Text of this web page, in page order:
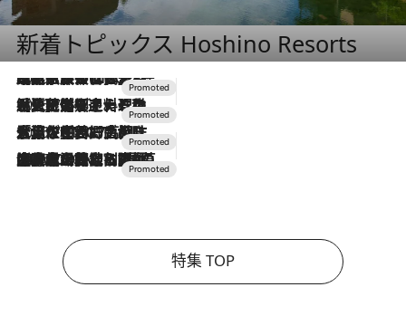
新着トピックス Hoshino Resorts
2026.7.31
【ホテル帰省】という選択肢をOMOが提案。家族とほどよい距離を保つには「昼は実家、夜は気兼ねなくホテルで！」
2026.7.24
【夏限定ディナーコース】旬を迎える稚鮎や花ズッキーニなどをイタリア・トスカーナの郷土料理の手法で満喫！
2026.7.17
「土佐和ハーブかき氷」がOMO7高知に登場！生姜、山椒、大葉など目にも舌にも涼を呼ぶ郷土の味
2026.7.10
NEW OPEN！【界 草津】名湯の地に誕生。趣の異なる2種の温泉と上州ならではの会席・蕎麦割烹など美食を味わう究極の癒やし旅
特集 TOP